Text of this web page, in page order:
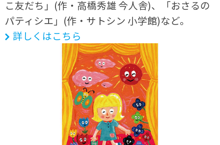
こ友だち」(作・高橋秀雄 今人舎)、「おさるの
パティシエ」(作・サトシン 小学館)など。
詳しくはこちら